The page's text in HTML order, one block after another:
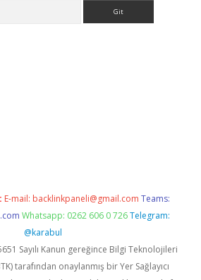
E-mail: backlinkpaneli@gmail.com Teams:
Whatsapp: 0262 606 0 726 Telegram:
@karabul
Sayılı Kanun gereğince Bilgi Teknolojileri
tarafından onaylanmış bir Yer Sağlayıcı